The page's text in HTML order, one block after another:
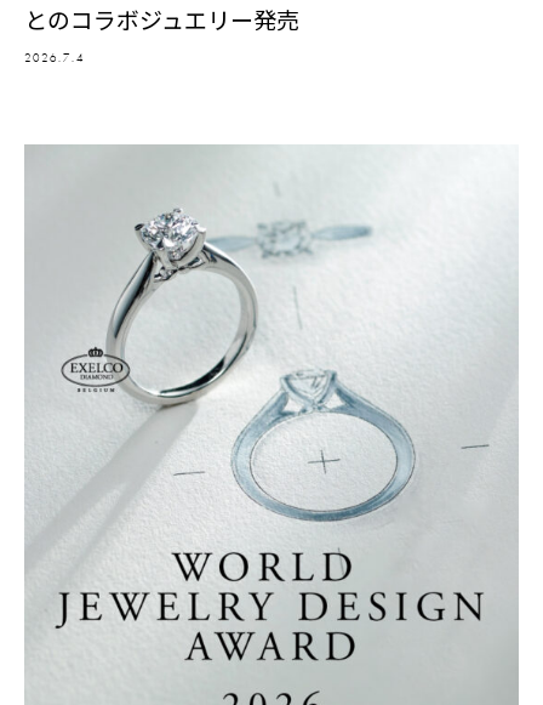
とのコラボジュエリー発売
2026.7.4